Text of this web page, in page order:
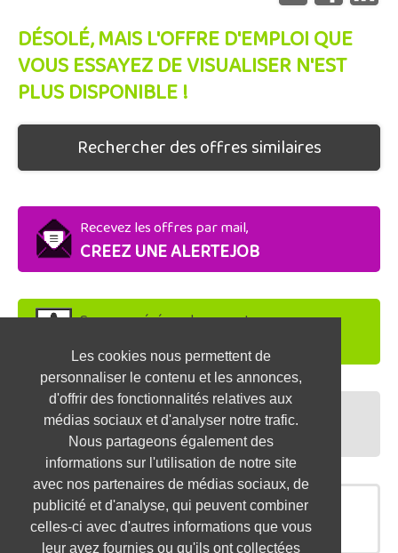
Les cookies nous permettent de
personnaliser le contenu et les annonces,
d'offrir des fonctionnalités relatives aux
médias sociaux et d'analyser notre trafic.
Nous partageons également des
informations sur l'utilisation de notre site
avec nos partenaires de médias sociaux, de
publicité et d'analyse, qui peuvent combiner
celles-ci avec d'autres informations que vous
leur avez fournies ou qu'ils ont collectées
DÉSOLÉ, MAIS L'OFFRE D'EMPLOI QUE
VOUS ESSAYEZ DE VISUALISER N'EST
PLUS DISPONIBLE !
Rechercher des offres similaires
Recevez les offres par mail,
CREEZ UNE ALERTEJOB
Soyez repéré par les recruteurs,
DEPOSEZ VOTRE CV
Préparez vos entretiens,
TESTEZ-VOUS
OFFRES SIMILAIRES